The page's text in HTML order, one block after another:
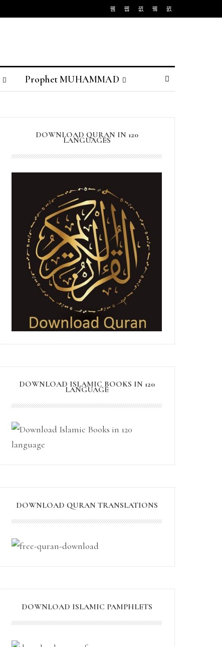
Prophet MUHAMMAD
DOWNLOAD QURAN IN 120
LANGUAGES
DOWNLOAD ISLAMIC BOOKS IN 120
LANGUAGE
DOWNLOAD QURAN TRANSLATIONS
DOWNLOAD ISLAMIC PAMPHLETS